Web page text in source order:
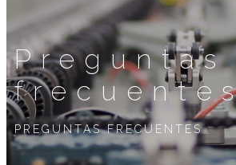
Preguntas
PREGUNTAS FRECUENTES